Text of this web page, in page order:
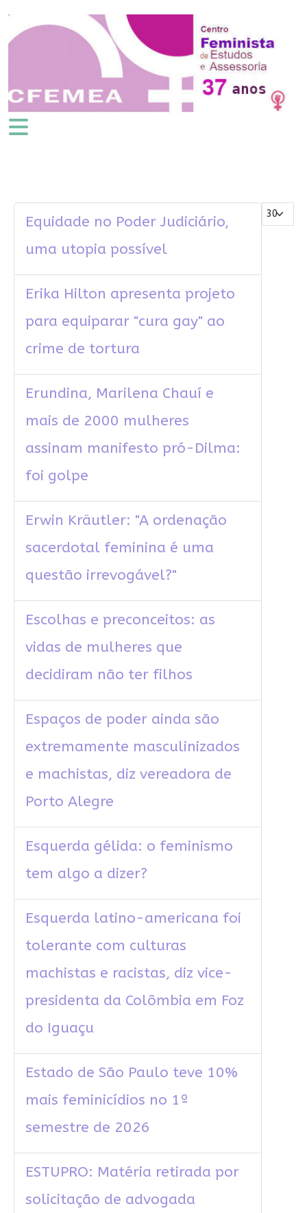
Mostrar #
Equidade no Poder Judiciário,
uma utopia possível
Erika Hilton apresenta projeto
para equiparar "cura gay" ao
crime de tortura
Erundina, Marilena Chauí e
mais de 2000 mulheres
assinam manifesto pró-Dilma:
foi golpe
Erwin Kräutler: "A ordenação
sacerdotal feminina é uma
questão irrevogável?"
Escolhas e preconceitos: as
vidas de mulheres que
decidiram não ter filhos
Espaços de poder ainda são
extremamente masculinizados
e machistas, diz vereadora de
Porto Alegre
Esquerda gélida: o feminismo
tem algo a dizer?
Esquerda latino-americana foi
tolerante com culturas
machistas e racistas, diz vice-
presidenta da Colômbia em Foz
do Iguaçu
Estado de São Paulo teve 10%
mais feminicídios no 1º
semestre de 2026
ESTUPRO: Matéria retirada por
solicitação de advogada